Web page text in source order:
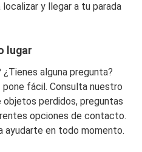
localizar y llegar a tu parada
lugar
¿Tienes alguna pregunta?
fácil. Consulta nuestro
objetos perdidos, preguntas
opciones de contacto.
ayudarte en todo momento.